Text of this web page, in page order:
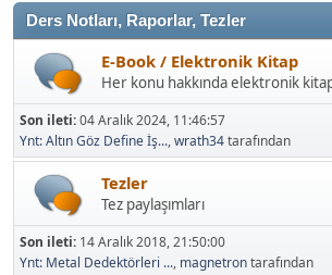
Ders Notları, Raporlar, Tezler
E-Book / Elektronik Kitap
Her konu hakkında elektronik kitap
Son ileti:04 Aralık 2024, 11:46:57
Ynt: Altın Göz Define İş..., wrath34
Tezler
Tez paylaşımları
Son ileti:14 Aralık 2018, 21:50:00
Ynt: Metal Dedektörleri ...,magnetron